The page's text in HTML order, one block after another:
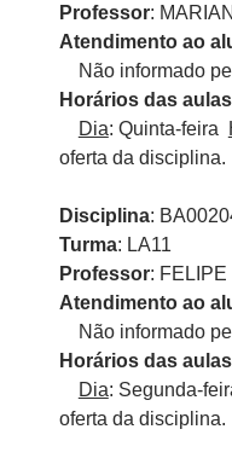
Professor:
Atendimento ao
Não informado
Horários das aulas
Dia: Quinta-feira
oferta da disciplina.
Disciplina:
Turma: LA11
Professor:
Atendimento ao
Não informado
Horários das aulas
Dia: Segunda-
oferta da disciplina.